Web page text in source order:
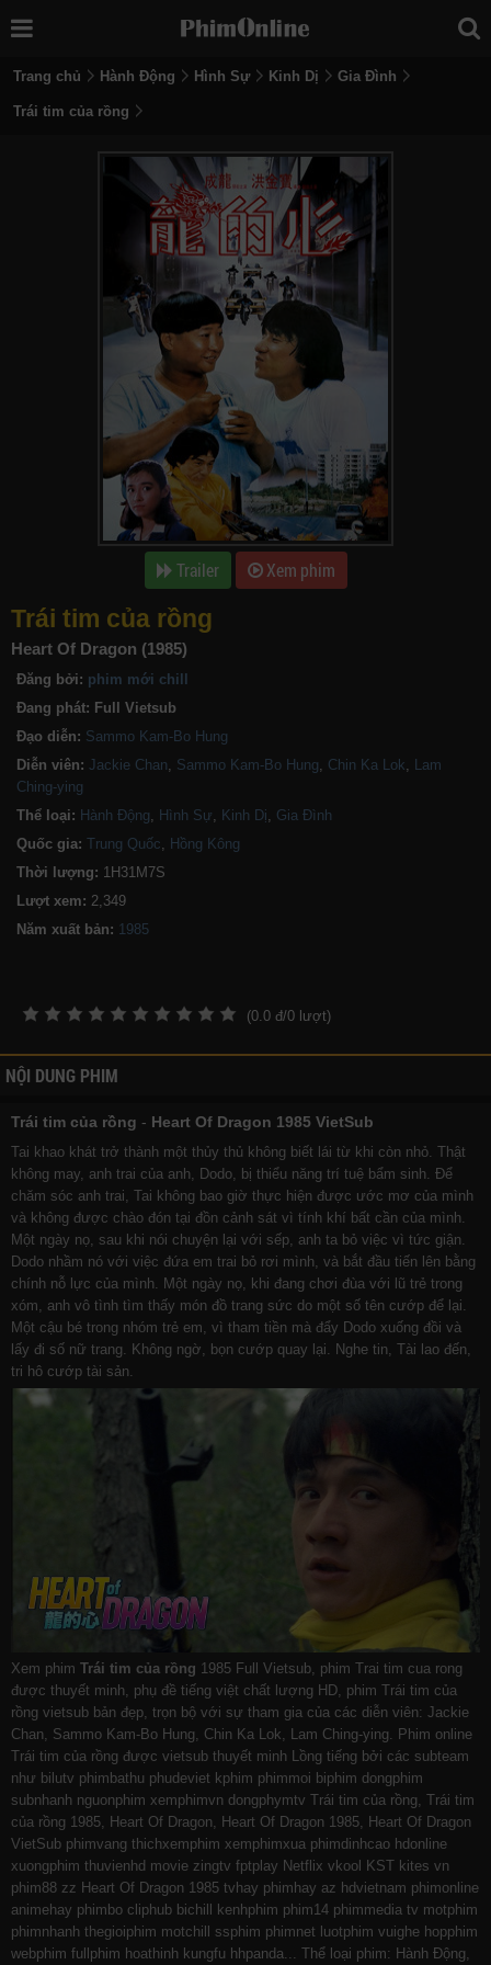
Trang chủ Hành Động Hình Sự Kinh Dị Gia Đình
Trái tim của rồng
Trailer Xem phim
Trái tim của rồng
Heart Of Dragon (1985)
Đăng bởi: phim mới chill
Đang phát: Full Vietsub
Đạo diễn: Sammo Kam-Bo Hung
Diễn viên: Jackie Chan, Sammo Kam-Bo Hung, Chin Ka Lok, Lam
Ching-ying
Thể loại: Hành Động, Hình Sự, Kinh Dị, Gia Đình
Quốc gia: Trung Quốc, Hồng Kông
Thời lượng: 1H31M7S
Lượt xem: 2,349
Năm xuất bản:
(0.0 đ/0 lượt)
NỘI DUNG PHIM
Trái tim của rồng - Heart Of Dragon 1985 VietSub
Tai khao khát trở thành một thủy thủ không biết lái từ khi còn nhỏ. Thật
không may, anh trai của anh, Dodo, bị thiểu năng trí tuệ bẩm sinh. Để
chăm sóc anh trai, Tai không bao giờ thực hiện được ước mơ của mình
và không được chào đón tại đồn cảnh sát vì tính khí bất cần của mình.
Một ngày nọ, sau khi nói chuyện lại với sếp, anh ta bỏ việc vì tức giận.
Dodo nhầm nó với việc đứa em trai bỏ rơi mình, và bắt đầu tiến lên bằng
chính nỗ lực của mình. Một ngày nọ, khi đang chơi đùa với lũ trẻ trong
xóm, anh vô tình tìm thấy món đồ trang sức do một số tên cướp để lại.
Một cậu bé trong nhóm trẻ em, vì tham tiền mà đẩy Dodo xuống đồi và
lấy đi số nữ trang. Không ngờ, bọn cướp quay lại. Nghe tin, Tài lao đến,
tri hô cướp tài sản.
Xem phim Trái tim của rồng 1985 Full Vietsub, phim Trai tim cua rong
được thuyết minh, phụ đề tiếng việt chất lượng HD, phim Trái tim của
rồng vietsub bản đẹp, trọn bộ với sự tham gia của các diễn viên: Jackie
Chan, Sammo Kam-Bo Hung, Chin Ka Lok, Lam Ching-ying. Phim online
Trái tim của rồng được vietsub thuyết minh Lồng tiếng bởi các subteam
như bilutv phimbathu phudeviet kphim phimmoi biphim dongphim
subnhanh nguonphim xemphimvn dongphymtv Trái tim của rồng, Trái tim
của rồng 1985, Heart Of Dragon, Heart Of Dragon 1985, Heart Of Dragon
VietSub phimvang thichxemphim xemphimxua phimdinhcao hdonline
xuongphim thuvienhd movie zingtv fptplay Netflix vkool KST kites vn
phim88 zz Heart Of Dragon 1985 tvhay phimhay az hdvietnam phimonline
animehay phimbo cliphub bichill kenhphim phim14 phimmedia tv motphim
phimnhanh thegioiphim motchill ssphim phimnet luotphim vuighe hopphim
webphim fullphim hoathinh kungfu hhpanda ... Thể loại phim: Hành Động,